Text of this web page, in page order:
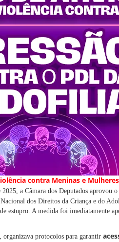
contra Meninas e Mulheres
a Câmara dos Deputados aprovou o
dos Direitos da Criança e do
estupro. A medida foi imediatamente
organizava protocolos para garantir